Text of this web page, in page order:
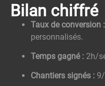
Bilan chiffré
Taux de conversion :
personnalisés.
Temps gagné : 2h/
Chantiers signés :